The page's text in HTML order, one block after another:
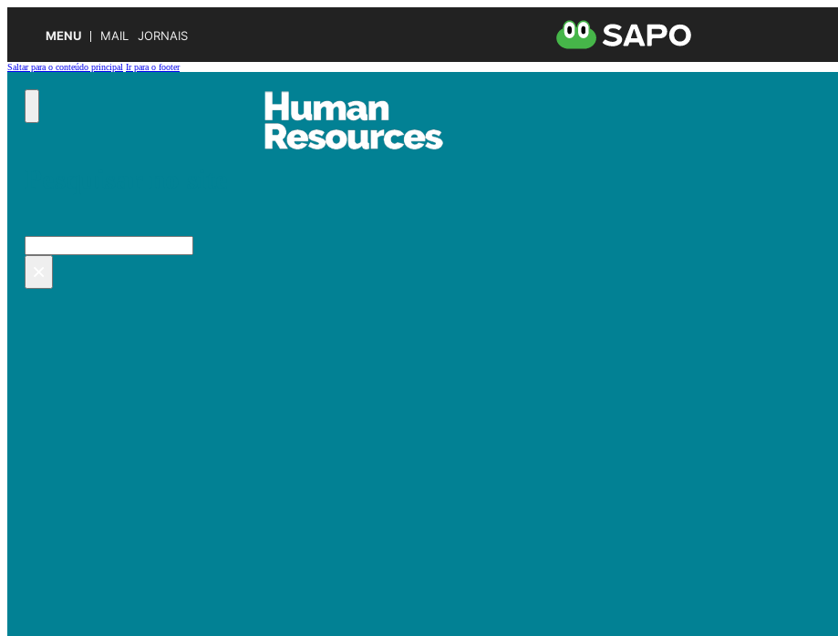
MENU MAIL JORNAIS
Saltar para o conteúdo principal Ir para o footer
Pesquisar